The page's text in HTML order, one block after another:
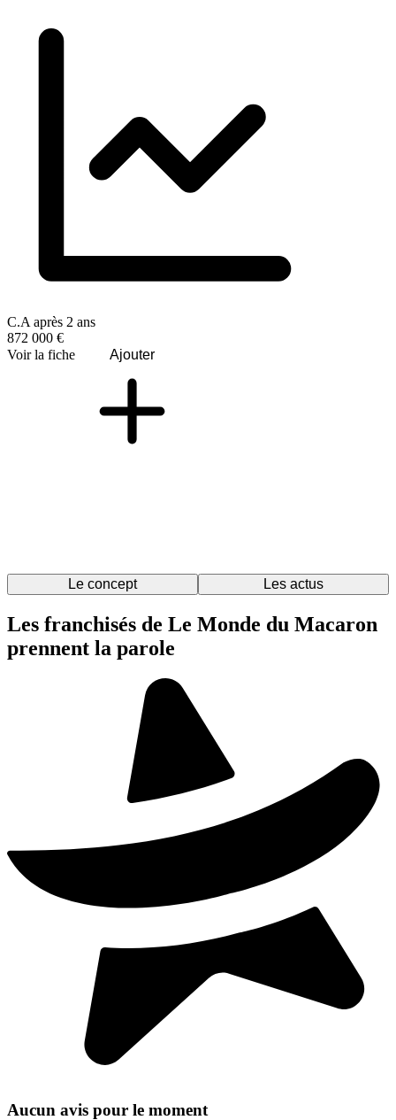
C.A après 2 ans
872 000 €
Voir la fiche
Ajouter
Le concept Les actus
Les franchisés de Le Monde du Macaron
prennent la parole
Aucun avis pour le moment